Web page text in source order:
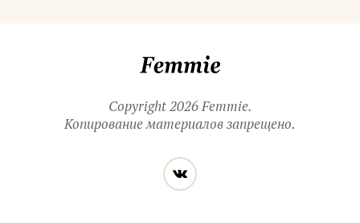
Copyright 2026 Femmie.
Копирование материалов запрещено.
Читайте
нас
в социальных